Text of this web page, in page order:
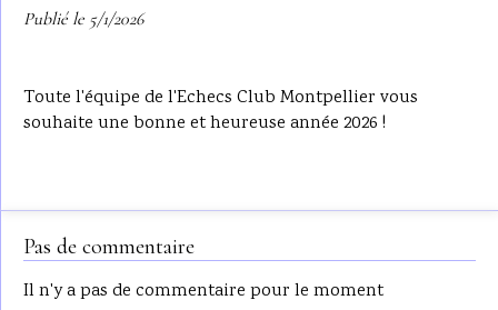
Publié le 5/1/2026
Toute l'équipe de l'Echecs Club Montpellier vous
souhaite une bonne et heureuse année 2026 !
Pas de commentaire
Il n'y a pas de commentaire pour le moment